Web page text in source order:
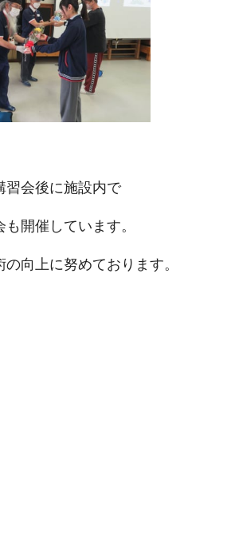
習会後に施設内で
開催しています。
向上に努めております。